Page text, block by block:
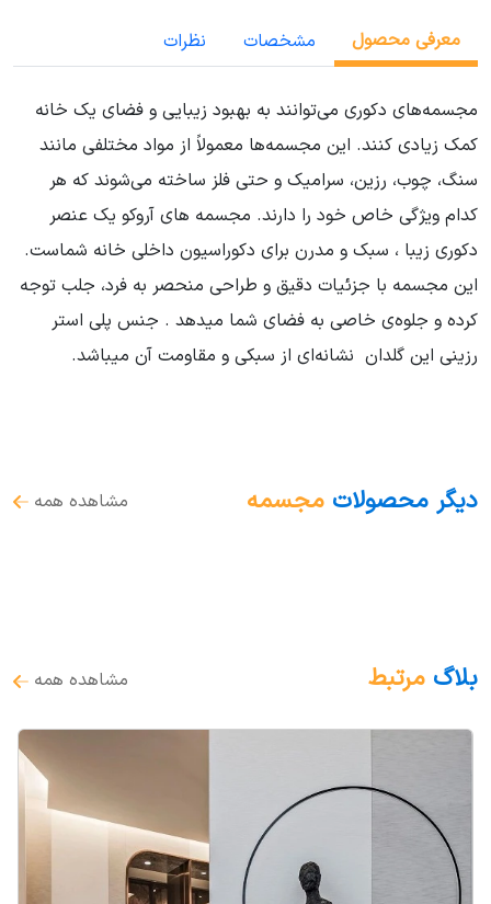
معرفی محصول مشخصات نظرات
مجسمه‌های دکوری می‌توانند به بهبود زیبایی و فضای یک خانه
کمک زیادی کنند. این مجسمه‌ها معمولاً از مواد مختلفی مانند
سنگ، چوب، رزین، سرامیک و حتی فلز ساخته می‌شوند که هر
کدام ویژگی خاص خود را دارند. مجسمه های آروکو یک عنصر
دکوری زیبا ، سبک و مدرن برای دکوراسیون داخلی خانه شماست.
این مجسمه با جزئیات دقیق و طراحی منحصر به فرد، جلب توجه
کرده و جلوه‌ی خاصی به فضای شما میدهد . جنس پلی استر
رزینی این گلدان نشانه‌ای از سبکی و مقاومت آن میباشد.
دیگر محصولات مجسمه مشاهده همه
بلاگ مرتبط مشاهده همه